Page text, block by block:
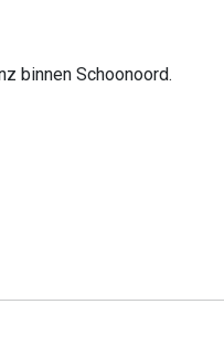
binnen Schoonoord.